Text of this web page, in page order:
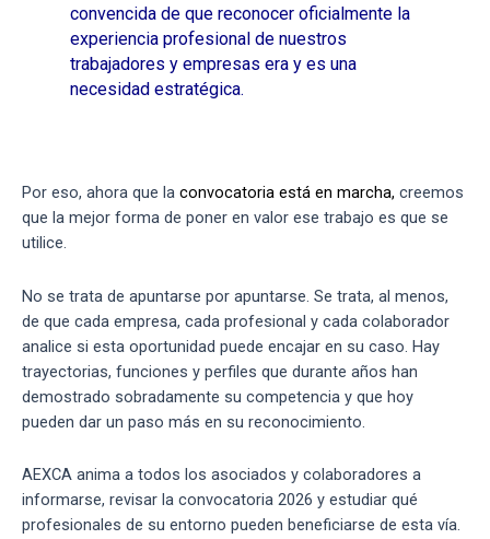
convencida de que reconocer oficialmente la
experiencia profesional de nuestros
trabajadores y empresas era y es una
necesidad estratégica.
Por eso, ahora que la convocatoria está en marcha, creemos
que la mejor forma de poner en valor ese trabajo es que se
utilice.
No se trata de apuntarse por apuntarse. Se trata, al menos,
de que cada empresa, cada profesional y cada colaborador
analice si esta oportunidad puede encajar en su caso. Hay
trayectorias, funciones y perfiles que durante años han
demostrado sobradamente su competencia y que hoy
pueden dar un paso más en su reconocimiento.
AEXCA anima a todos los asociados y colaboradores a
informarse, revisar la convocatoria 2026 y estudiar qué
profesionales de su entorno pueden beneficiarse de esta vía.